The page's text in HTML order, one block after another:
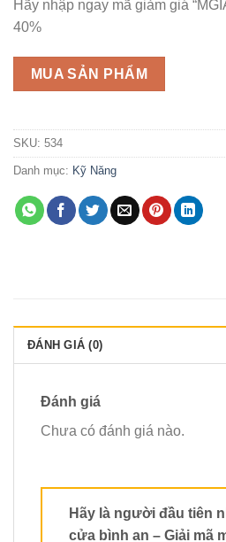
là:
Hãy nhập ngay mã giảm giá
40%
MUA SẢN PHẨM
SKU: 534
Danh mục: Kỹ Năng
ĐÁNH GIÁ (0)
Đánh giá
Chưa có đánh giá nào.
Hãy là người đầu tiên
cửa bình an – Giải mã